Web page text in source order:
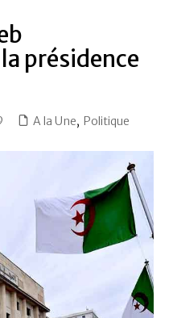
présidence
A la Une, Politique